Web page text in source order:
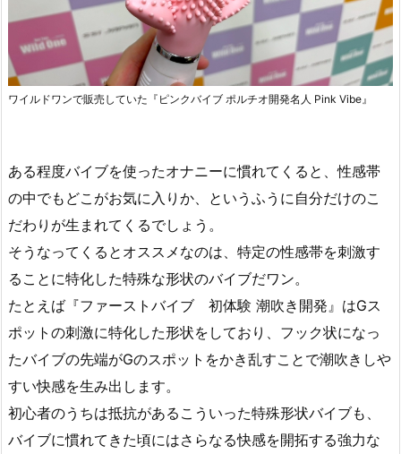
ワイルドワンで販売していた『ピンクバイブ ポルチオ開発名人 Pink Vibe』
ある程度バイブを使ったオナニーに慣れてくると、性感帯
の中でもどこがお気に入りか、というふうに自分だけのこ
だわりが生まれてくるでしょう。
そうなってくるとオススメなのは、特定の性感帯を刺激す
ることに特化した特殊な形状のバイブだワン。
たとえば『ファーストバイブ 初体験 潮吹き開発』はGス
ポットの刺激に特化した形状をしており、フック状になっ
たバイブの先端がGのスポットをかき乱すことで潮吹きしや
すい快感を生み出します。
初心者のうちは抵抗があるこういった特殊形状バイブも、
バイブに慣れてきた頃にはさらなる快感を開拓する強力な